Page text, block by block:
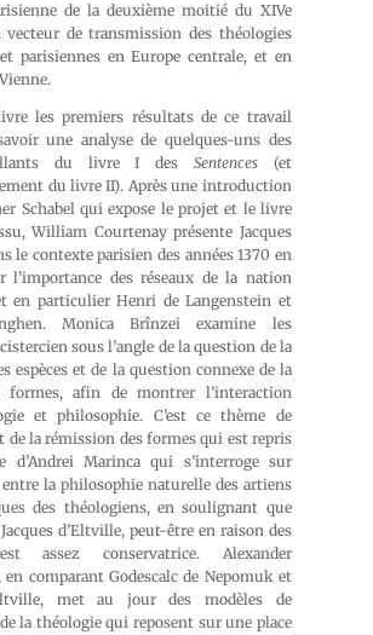
de la deuxième moitié du XIVe
vecteur de transmission des théologies
parisiennes en Europe centrale, et en
les premiers résultats de ce travail
une analyse de quelques-uns des
du livre I des Sentences (et
du livre II). Après une introduction
Schabel qui expose le projet et le livre
William Courtenay présente Jacques
le contexte parisien des années 1370 en
l’importance des réseaux de la nation
en particulier Henri de Langenstein et
Monica Brînzei examine les
sous l’angle de la question de la
espèces et de la question connexe de la
formes, afin de montrer l’interaction
et philosophie. C’est ce thème de
de la rémission des formes qui est repris
d’Andrei Marinca qui s’interroge sur
la philosophie naturelle des artiens
des théologiens, en soulignant que
d’Eltville, peut-être en raison des
assez conservatrice. Alexander
en comparant Godescalc de Nepomuk et
met au jour des modèles de
la théologie qui reposent sur une place